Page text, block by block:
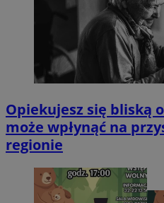
Opiekujesz się bliską
może wpłynąć na
regionie